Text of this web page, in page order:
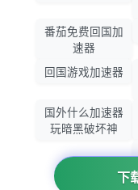
下
番茄免费回国加
速器
回国游戏加速器
国外什么加速器
玩暗黑破坏神